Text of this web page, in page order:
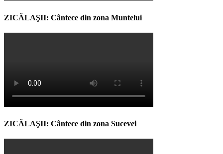
ZICĂLAŞII: Cântece din zona Muntelui
ZICĂLAŞII: Cântece din zona Sucevei